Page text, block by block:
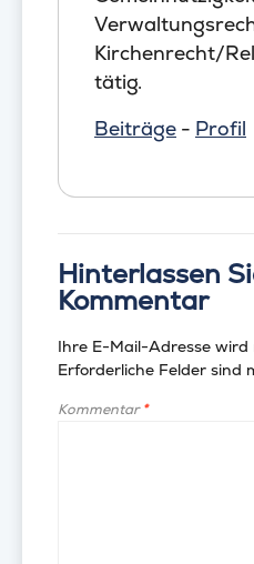
Kirchenrecht/
tätig.
Beiträge - Profil
Hinterlassen
Kommentar
Ihre E-Mail-Adresse
Erforderliche Felder sind
Kommentar*